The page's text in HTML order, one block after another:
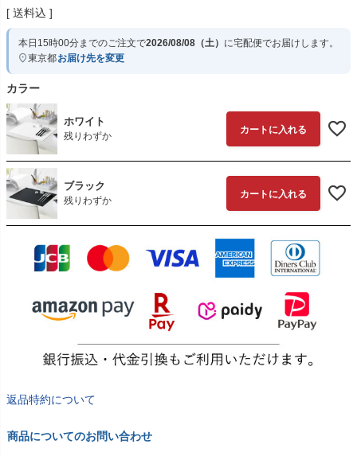
送料込
本日 15時00分までのご注文で2026/08/08（土） に宅配便でお届けします。
東京都お届け先を変更
カラー
ホワイト
残りわずか
カートに入れる
ブラック
残りわずか
カートに入れる
返品特約について
商品についてのお問い合わせ